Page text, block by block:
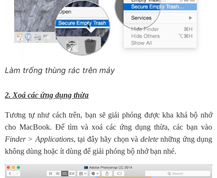
Làm trống thùng rác trên máy
2. Xoá các ứng dụng thừa
Tương tự như cách trên, bạn sẽ giải phóng được kha khá bộ nhớ
cho MacBook. Để tìm và xoá các ứng dụng thừa, các bạn vào
Finder > Applications, tại đây hãy chọn và deletenhững ứng dụng
không dùng hoặc ít dùng để giải phóng bộ nhớ bạn nhé.